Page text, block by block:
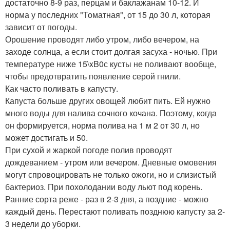
достаточно 8-9 раз, перцам и баклажанам 10-12. И
норма у последних "Томатная", от 15 до 30 л, которая
зависит от погоды.
Орошение проводят либо утром, либо вечером, на
заходе солнца, а если стоит долгая засуха - ночью. При
температуре ниже 15\xB0с кусты не поливают вообще,
чтобы предотвратить появление серой гнили.
Как часто поливать в капусту.
Капуста больше других овощей любит пить. Ей нужно
много воды для налива сочного кочана. Поэтому, когда
он формируется, норма полива на 1 м 2 от 30 л, но
может достигать и 50.
При сухой и жаркой погоде полив проводят
дождеванием - утром или вечером. Дневные омовения
могут спровоцировать не только ожоги, но и слизистый
бактериоз. При похолодании воду льют под корень.
Ранние сорта реже - раз в 2-3 дня, а поздние - можно
каждый день. Перестают поливать позднюю капусту за 2-
3 недели до уборки.